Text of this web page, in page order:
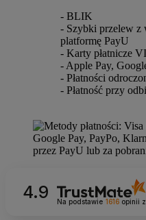
- BLIK
- Szybki przelew z
platformę PayU
- Karty płatnicze
- Apple Pay,
- Płatności
- Płatność przy
4.9
Na podstawie 1616opinii